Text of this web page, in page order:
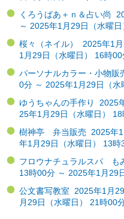
くろうばあ＋ｎ＆占い尚
～ 2025年1月29日（水曜
桜々（ネイル） 2025年1
1月29日（水曜日） 16時00
パーソナルカラー・小物
0分 ～ 2025年1月29日（水
ゆうちゃんの手作り 2025
25年1月29日（水曜日）
樹神亭 弁当販売 2025年1
年1月29日（水曜日） 13時
フロウナチュラルスパ も
13時00分 ～ 2025年1月29
公文書写教室 2025年1月
月29日（水曜日） 21時00